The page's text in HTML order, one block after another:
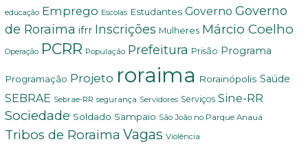
educação Emprego Escolas Estudantes Governo Governo
de Roraima ifrr Inscrições Mulheres Márcio Coelho
Operação PCRR População Prefeitura Prisão Programa
Programação Projeto roraima Rorainópolis Saúde
SEBRAE Sebrae-RR segurança Servidores Serviços Sine-RR
Sociedade Soldado Sampaio São João no Parque Anauá
Tribos de Roraima Vagas Violência